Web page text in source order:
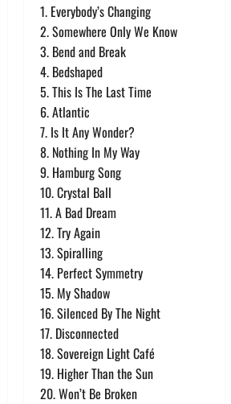
1. Everybody’s Changing
2. Somewhere Only We Know
3. Bend and Break
4. Bedshaped
5. This Is The Last Time
6. Atlantic
7. Is It Any Wonder?
8. Nothing In My Way
9. Hamburg Song
10. Crystal Ball
11. A Bad Dream
12. Try Again
13. Spiralling
14. Perfect Symmetry
15. My Shadow
16. Silenced By The Night
17. Disconnected
18. Sovereign Light Café
19. Higher Than the Sun
20. Won’t Be Broken